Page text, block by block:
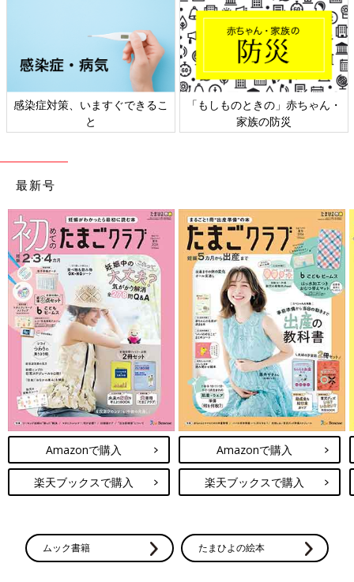
対策、いますぐできるこ
「もしものときの」赤ちゃん・
家族の防災
日本
最新号
Amazonで購入
楽天ブックスで購入
Amazonで購入
楽天ブックスで購入
ムック書籍 たまひよの絵本